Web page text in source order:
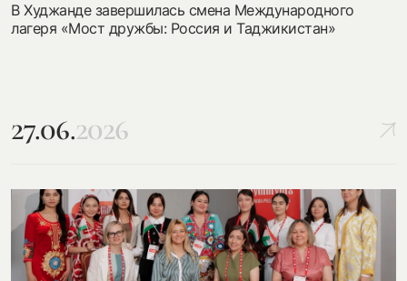
В Худжанде завершилась смена Международного
лагеря «Мост дружбы: Россия и Таджикистан»
27.06.2026